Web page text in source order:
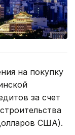
на покупку
за счет
США).